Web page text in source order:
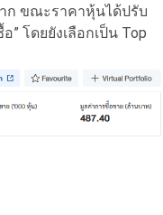
ก ขณะราคาหุ้นได้ปรับ
” โดยยังเลือกเป็น Top